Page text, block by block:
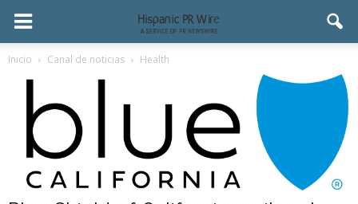
Inicio Canal de noticias Health